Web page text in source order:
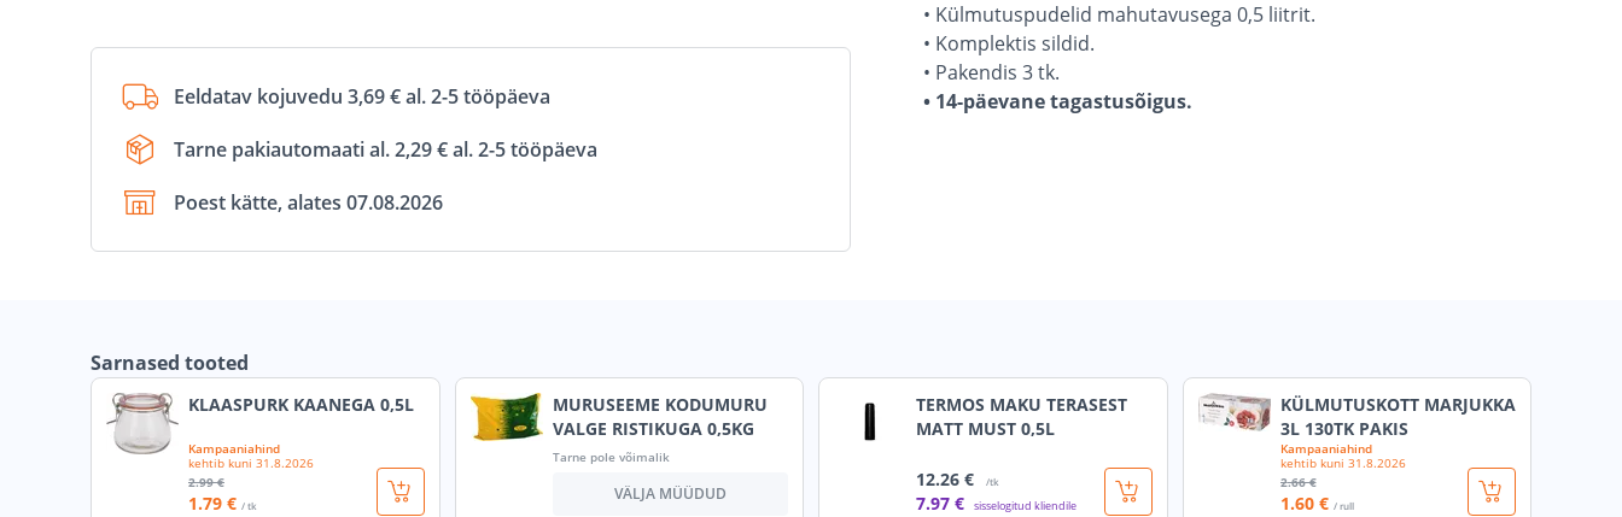
Eeldatav kojuvedu 3,69 € al. 2-5 tööpäeva
Tarne pakiautomaati al. 2,29 € al. 2-5 tööpäeva
Poest kätte, alates 07.08.2026
• Külmutuspudelid mahutavusega 0,5 liitrit.
• Komplektis sildid.
• Pakendis 3 tk.
• 14-päevane tagastusõigus.
Sarnased tooted
KLAASPURK KAANEGA 0,5L
Kampaaniahind
kehtib kuni 31.8.2026
2.99 €
1.79 € / tk
MURUSEEME KODUMURU
VALGE RISTIKUGA 0,5KG
Tarne pole võimalik
VÄLJA MÜÜDUD
TERMOS MAKU TERASEST
MATT MUST 0,5L
12.26 € /tk
7.97 € sisselogitud kliendile
KÜLMUTUSKOTT MARJUKKA
3L 130TK PAKIS
Kampaaniahind
kehtib kuni 31.8.2026
2.66 €
1.60 € / rull